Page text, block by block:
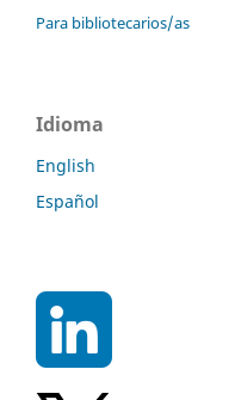
Para bibliotecarios/as
Idioma
English
Español